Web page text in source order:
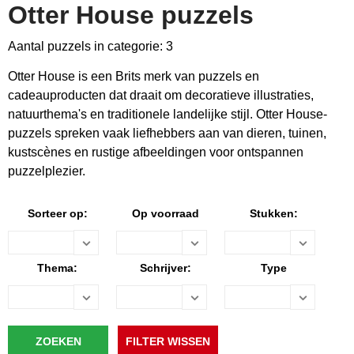
Otter House puzzels
Aantal puzzels in categorie: 3
Otter House is een Brits merk van puzzels en
cadeauproducten dat draait om decoratieve illustraties,
natuurthema's en traditionele landelijke stijl. Otter House-
puzzels spreken vaak liefhebbers aan van dieren, tuinen,
kustscènes en rustige afbeeldingen voor ontspannen
puzzelplezier.
Sorteer op: Op voorraad Stukken:
Thema: Schrijver: Type